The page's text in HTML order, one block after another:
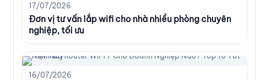
17/07/2026
Đơn vị tư vấn lắp wifi cho nhà nhiều phòng chuyên
nghiệp, tối ưu
16/07/2026